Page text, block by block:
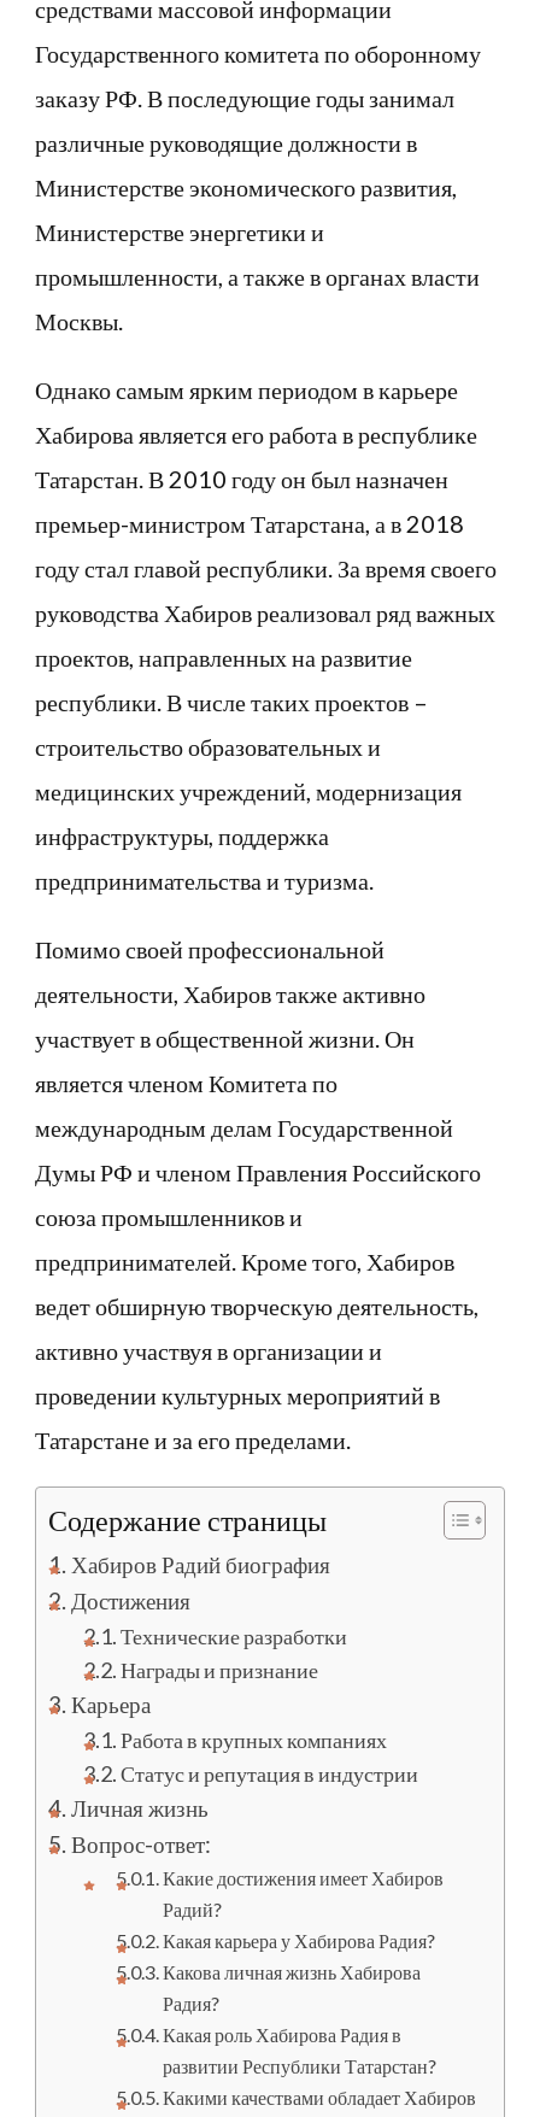
средствами массовой информации
Государственного комитета по оборонному
заказу РФ. В последующие годы занимал
различные руководящие должности в
Министерстве экономического развития,
Министерстве энергетики и
промышленности, а также в органах власти
Москвы.
Однако самым ярким периодом в карьере
Хабирова является его работа в республике
Татарстан. В 2010 году он был назначен
премьер-министром Татарстана, а в 2018
году стал главой республики. За время своего
руководства Хабиров реализовал ряд важных
проектов, направленных на развитие
республики. В числе таких проектов –
строительство образовательных и
медицинских учреждений, модернизация
инфраструктуры, поддержка
предпринимательства и туризма.
Помимо своей профессиональной
деятельности, Хабиров также активно
участвует в общественной жизни. Он
является членом Комитета по
международным делам Государственной
Думы РФ и членом Правления Российского
союза промышленников и
предпринимателей. Кроме того, Хабиров
ведет обширную творческую деятельность,
активно участвуя в организации и
проведении культурных мероприятий в
Татарстане и за его пределами.
Содержание страницы
Хабиров Радий биография
Достижения
Технические разработки
Награды и признание
Карьера
Работа в крупных компаниях
Статус и репутация в индустрии
Личная жизнь
Вопрос-ответ:
Какие достижения имеет Хабиров
Радий?
Какая карьера у Хабирова Радия?
Какова личная жизнь Хабирова
Радия?
Какая роль Хабирова Радия в
развитии Республики Татарстан?
Какими качествами обладает Хабиров